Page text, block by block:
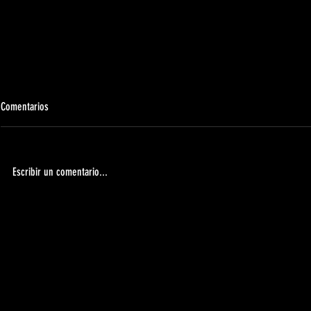
Comentarios
Escribir un comentario...